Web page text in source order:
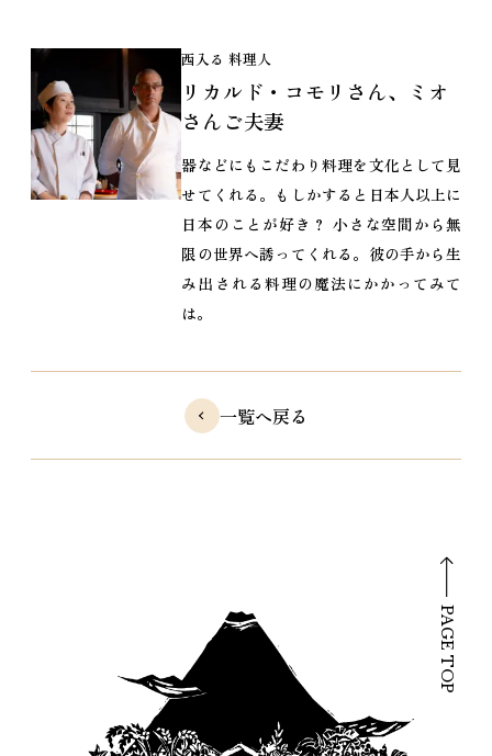
西入る 料理人
リカルド・コモリさん、ミオ
さんご夫妻
器などにもこだわり料理を文化として見
せてくれる。もしかすると日本人以上に
日本のことが好き？ 小さな空間から無
限の世界へ誘ってくれる。彼の手から生
み出される料理の魔法にかかってみて
は。
一覧へ戻る
PAGE TOP